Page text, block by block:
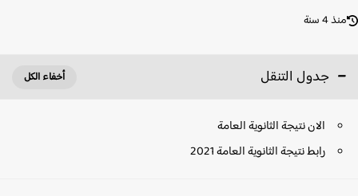
4 سنة
جدول التنقل
الان نتيجة الثانوية العامة
رابط نتيجة الثانوية العامة 2021